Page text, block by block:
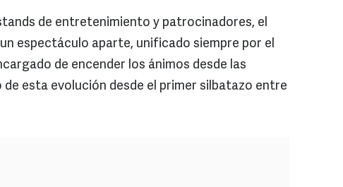
de entretenimiento y patrocinadores, el
espectáculo aparte, unificado siempre por el
de encender los ánimos desde las
esta evolución desde el primer silbatazo entre